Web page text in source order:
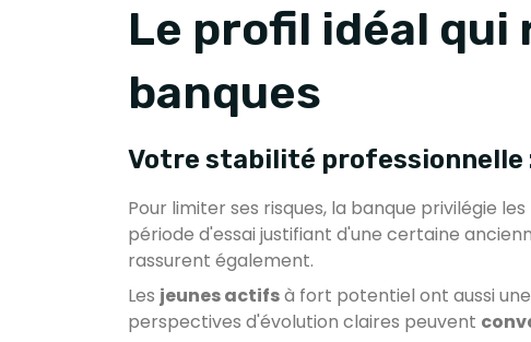
Le profil idéal qui
banques
Votre stabilité professionnelle
Pour limiter ses risques, la banque privilégie les
période d'essai justifiant d'une certaine
rassurent également.
Les jeunes actifsà fort potentiel ont aussi
perspectives d'évolution claires peuvent